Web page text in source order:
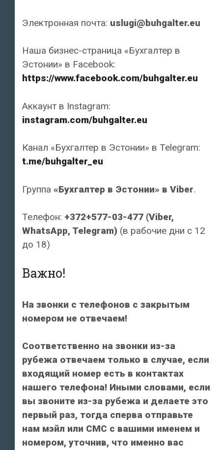
Электронная почта: uslugi@buhgalter.eu
Наша бизнес-страница «Бухгалтер в
Эстонии» в Facebook:
https://www.facebook.com/buhgalter.eu
Аккаунт в Instagram:
instagram.com/buhgalter.eu
Канал «Бухгалтер в Эстонии» в Telegram:
t.me/buhgalter_eu
Группа «Бухгалтер в Эстонии» в Viber.
Телефон: +372+577-03-477 (Viber,
WhatsApp, Telegram) (в рабочие дни с 12
до 18)
Важно!
На звонки с телефонов с закрытым
номером не отвечаем!
Соответственно на звонки из-за
рубежа отвечаем только в случае, если
входящий номер есть в контактах
нашего телефона! Иными словами, если
вы звоните из-за рубежа и делаете это
первый раз, тогда сперва отправьте
нам мэйл или СМС с вашими именем и
номером, уточнив, что именно вас